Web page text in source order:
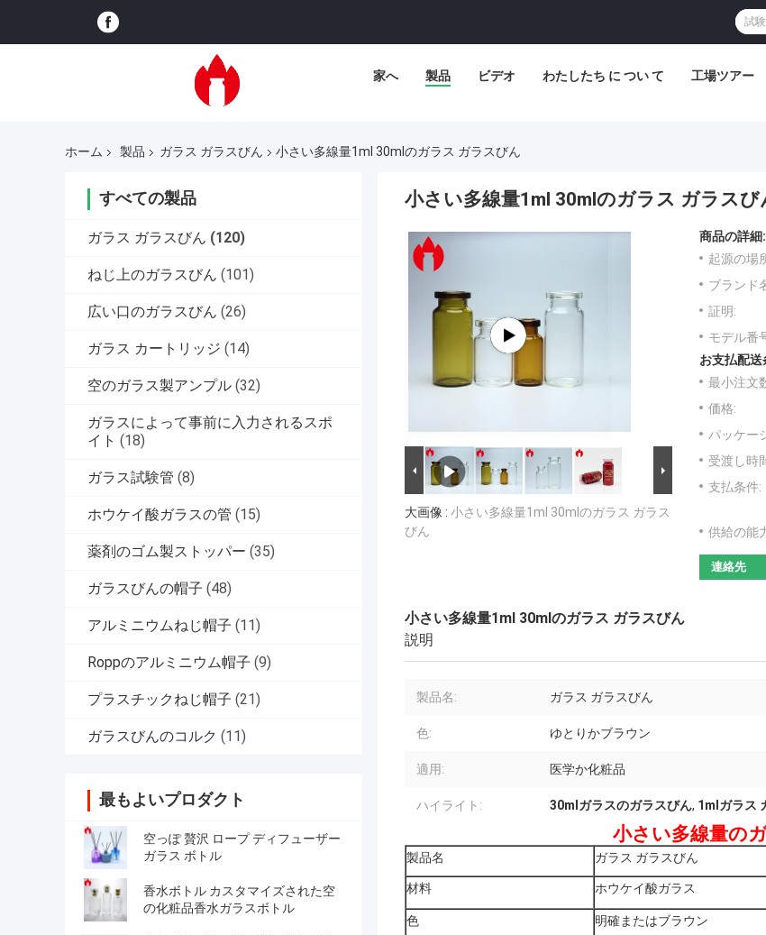
家へ 製品 ビデオ わたしたち に つい て 工場ツアー
ホーム 製品 ガラス ガラスびん 小さい多線量1ml 30mlのガラス ガラスびん
すべての製品
ガラス ガラスびん (120)
ねじ上のガラスびん (101)
広い口のガラスびん (26)
ガラス カートリッジ (14)
空のガラス製アンプル (32)
ガラスによって事前に入力されるスポ
イト (18)
ガラス試験管 (8)
ホウケイ酸ガラスの管 (15)
薬剤のゴム製ストッパー (35)
ガラスびんの帽子 (48)
アルミニウムねじ帽子 (11)
Roppのアルミニウム帽子 (9)
プラスチックねじ帽子 (21)
ガラスびんのコルク (11)
最もよいプロダクト
空っぽ 贅沢 ロープ ディフューザー
ガラス ボトル
香水ボトル カスタマイズされた空
の化粧品香水ガラスボトル
小さい多線量1ml 30mlのガラス ガラスび
大画像 : 小さい多線量1ml 30mlのガラス ガラス
びん
商品の詳細:
起源の場
ブランド
証明:
モデル番
お支払配送
最小注文
価格:
パッケー
受渡し時
支払条件:
供給の能
連絡先
小さい多線量1ml 30mlのガラス ガラスびん
説明
製品名: ガラス ガラスびん
色: ゆとりかブラウン
適用: 医学か化粧品
ハイライト: 30mlガラスのガラスびん, 1mlガラス
小さい多線量の
製品名 ガラス ガラスびん
材料 ホウケイ酸ガラス
色 明確またはブラウン